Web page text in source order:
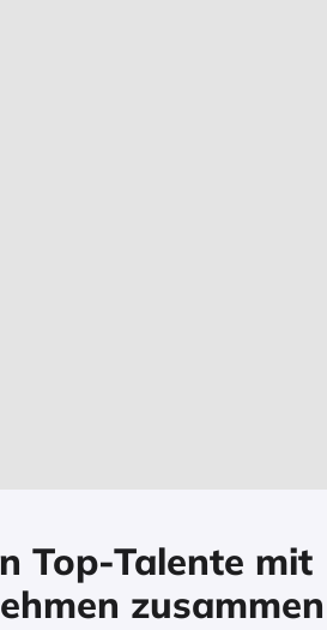
Top-Talente mit
zusammen